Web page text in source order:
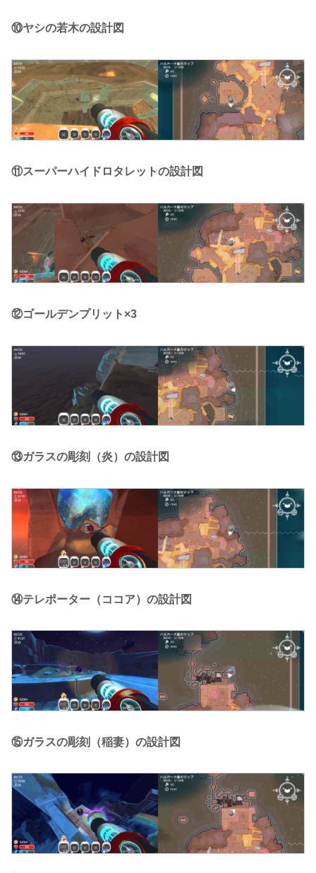
⑩ヤシの若木の設計図
⑪スーパーハイドロタレットの設計図
⑫ゴールデンプリット×3
⑬ガラスの彫刻（炎）の設計図
⑭テレポーター（ココア）の設計図
⑮ガラスの彫刻（稲妻）の設計図